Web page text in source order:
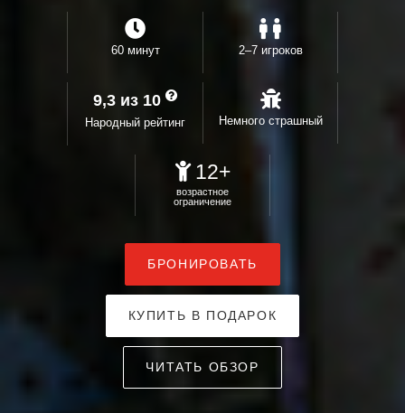
60 минут 2–7 игроков
9,3 из 10
Народный рейтинг Немного страшный
12+
возрастное
ограничение
БРОНИРОВАТЬ
КУПИТЬ В ПОДАРОК
ЧИТАТЬ ОБЗОР